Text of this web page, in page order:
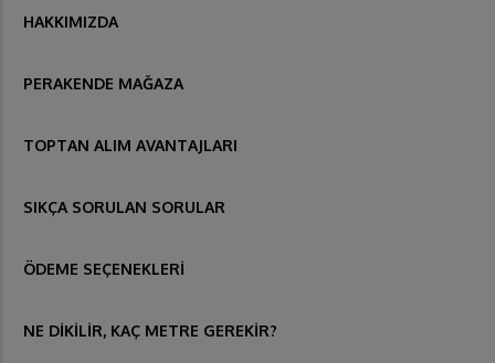
HAKKIMIZDA
PERAKENDE MAĞAZA
TOPTAN ALIM AVANTAJLARI
SIKÇA SORULAN SORULAR
ÖDEME SEÇENEKLERİ
NE DİKİLİR, KAÇ METRE GEREKİR?